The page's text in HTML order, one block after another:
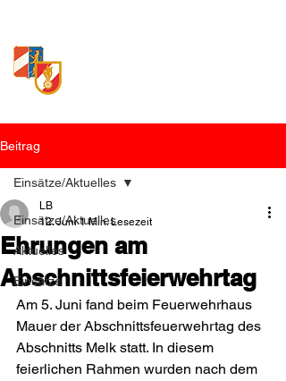
Beitrag
Einsätze/Aktuelles
Aktuelles
Einsätze
Einsätze/Aktuelles
Ehrungen am
Abschnittsfeierwehrtag
LB
12. Juni 1 Min. Lesezeit
Am 5. Juni fand beim Feuerwehrhaus
Mauer der Abschnittsfeuerwehrtag des
Abschnitts Melk statt. In diesem
feierlichen Rahmen wurden nach dem